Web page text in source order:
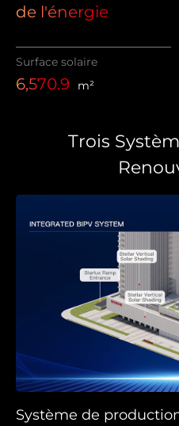
de l'énergie
Surface solaire
6,570.9 m²
Trois
Système